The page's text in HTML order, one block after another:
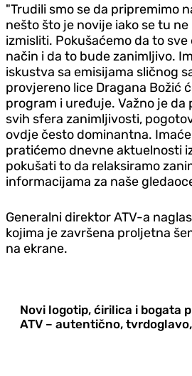
"Trudili smo se da pripremimo
nešto što je novije iako se tu
izmisliti. Pokušaćemo da to
način i da to bude zanimljivo.
iskustva sa emisijama sličnog
provjereno lice Dragana Božić
program i uređuje. Važno je
svih sfera zanimljivosti,
ovdje često dominantna.
pratićemo dnevne aktuelnosti
pokušati to da relaksiramo
informacijama za naše
Generalni direktor ATV-a
kojima je završena proljetna
na ekrane.
Novi logotip, ćirilica i bogata
ATV – autentično,